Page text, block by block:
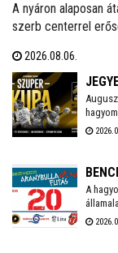
A nyáron alaposan
szerb centerrel
városába. A klub
tavalyi idényben
2026.08.06.
A
tónál.